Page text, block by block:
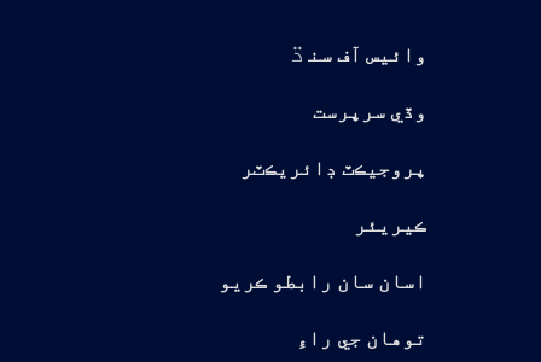
وائيس آف سن ڌ
وڏي سرپرست
پروجيڪٽ ڊائريڪٽر
ڪيريئر
اسان سان رابطو ڪريو
توهان جي راءِ